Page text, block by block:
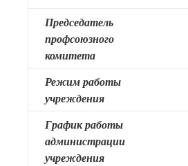
Председатель
профсоюзного
комитета
Режим работы
учреждения
График работы
администрации
учреждения